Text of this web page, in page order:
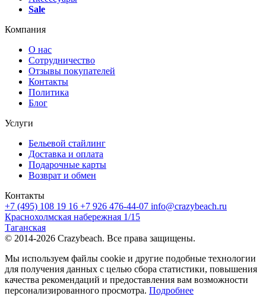
Sale
Компания
О нас
Сотрудничество
Отзывы покупателей
Контакты
Политика
Блог
Услуги
Бельевой стайлинг
Доставка и оплата
Подарочные карты
Возврат и обмен
Контакты
+7 (495) 108 19 16 +7 926 476-44-07 info@crazybeach.ru
Краснохолмская набережная 1/15
Таганская
© 2014-2026 Crazybeach. Все права защищены.
Мы используем файлы cookie и другие подобные технологии
для получения данных с целью сбора статистики, повышения
качества рекомендаций и предоставления вам возможности
персонализированного просмотра. Подробнее